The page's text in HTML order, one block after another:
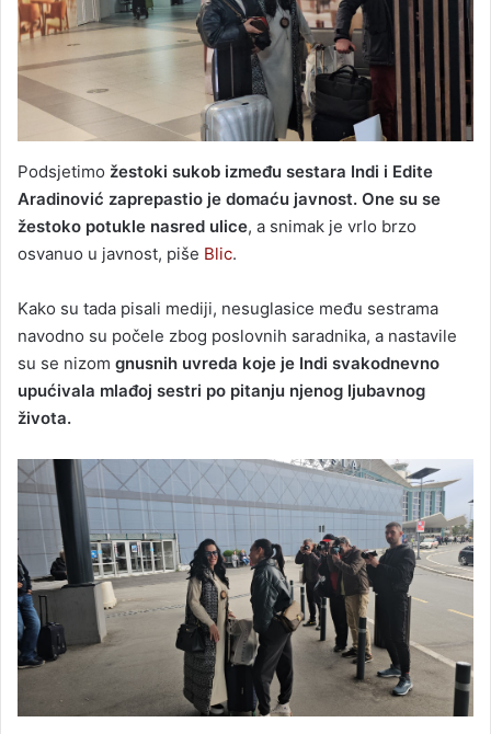
Podsjetimo žestoki sukob između sestara Indi i Edite
Aradinović zaprepastio je domaću javnost. One su se
žestoko potukle nasred ulice, a snimak je vrlo brzo
osvanuo u javnost, piše Blic.
Kako su tada pisali mediji, nesuglasice među sestrama
navodno su počele zbog poslovnih saradnika, a nastavile
su se nizom gnusnih uvreda koje je Indi svakodnevno
upućivala mlađoj sestri po pitanju njenog ljubavnog
života.